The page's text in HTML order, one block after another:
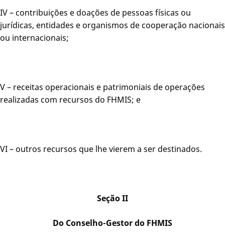
IV – contribuições e doações de pessoas físicas ou
jurídicas, entidades e organismos de cooperação nacionais
ou internacionais;
V – receitas operacionais e patrimoniais de operações
realizadas com recursos do FHMIS; e
VI – outros recursos que lhe vierem a ser destinados.
Seção II
Do Conselho-Gestor do FHMIS